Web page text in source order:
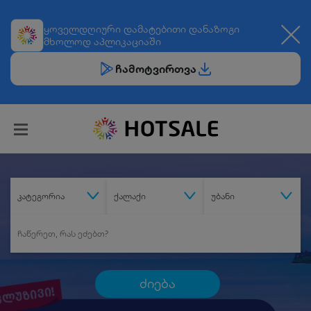
ყოველდღიური დამატებითი დანაზოგი
მხოლოდ აპლიკაციაში
ჩამოტვირთვა
კატეგორია ქალაქი უბანი
ძიება